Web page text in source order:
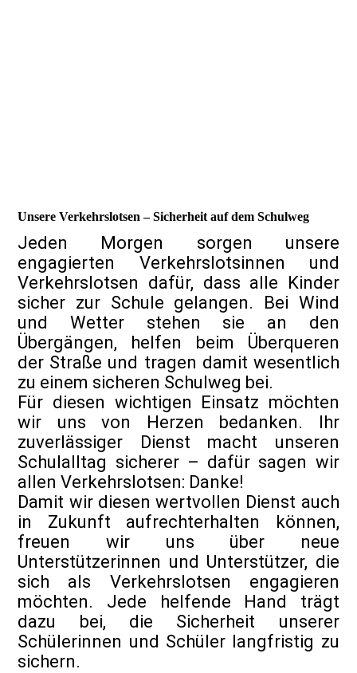
Unsere Verkehrslotsen – Sicherheit auf dem Schulweg
Jeden Morgen sorgen unsere
engagierten Verkehrslotsinnen und
Verkehrslotsen dafür, dass alle Kinder
sicher zur Schule gelangen. Bei Wind
und Wetter stehen sie an den
Übergängen, helfen beim Überqueren
der Straße und tragen damit wesentlich
zu einem sicheren Schulweg bei.
Für diesen wichtigen Einsatz möchten
wir uns von Herzen bedanken. Ihr
zuverlässiger Dienst macht unseren
Schulalltag sicherer – dafür sagen wir
allen Verkehrslotsen: Danke!
Damit wir diesen wertvollen Dienst auch
in Zukunft aufrechterhalten können,
freuen wir uns über neue
Unterstützerinnen und Unterstützer, die
sich als Verkehrslotsen engagieren
möchten. Jede helfende Hand trägt
dazu bei, die Sicherheit unserer
Schülerinnen und Schüler langfristig zu
sichern.